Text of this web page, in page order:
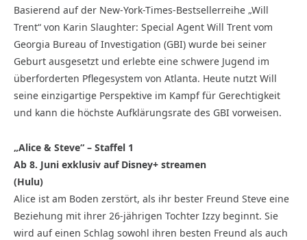
Basierend auf der New-York-Times-Bestsellerreihe „Will
Trent“ von Karin Slaughter: Special Agent Will Trent vom
Georgia Bureau of Investigation (GBI) wurde bei seiner
Geburt ausgesetzt und erlebte eine schwere Jugend im
überforderten Pflegesystem von Atlanta. Heute nutzt Will
seine einzigartige Perspektive im Kampf für Gerechtigkeit
und kann die höchste Aufklärungsrate des GBI vorweisen.
„Alice & Steve“ – Staffel 1
Ab 8. Juni exklusiv auf Disney+ streamen
(Hulu)
Alice ist am Boden zerstört, als ihr bester Freund Steve eine
Beziehung mit ihrer 26-jährigen Tochter Izzy beginnt. Sie
wird auf einen Schlag sowohl ihren besten Freund als auch